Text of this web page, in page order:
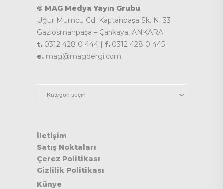
© MAG Medya Yayın Grubu
Uğur Mumcu Cd. Kaptanpaşa Sk. N. 33
Gaziosmanpaşa – Çankaya, ANKARA
t. 0312 428 0 444 | f. 0312 428 0 445
e. mag@magdergi.com
İletişim
Satış Noktaları
Çerez Politikası
Gizlilik Politikası
Künye